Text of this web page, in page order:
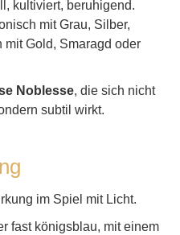
kultiviert, beruhigend.
mit Grau, Silber,
mit Gold, Smaragd oder
Noblesse, die sich nicht
subtil wirkt.
im Spiel mit Licht.
fast königsblau, mit einem